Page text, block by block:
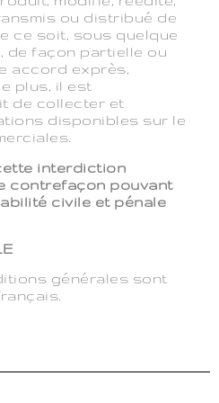
ou distribué de
ce soit, sous quelque
de façon partielle ou
accord exprès,
plus, il est
de collecter et
disponibles sur le
interdiction
contrefaçon pouvant
civile et pénale
générales sont